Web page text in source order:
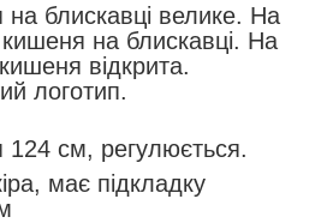
на блискавці велике. На
кишеня на блискавці. На
відкрита.
логотип.
см, регулюється.
має підкладку